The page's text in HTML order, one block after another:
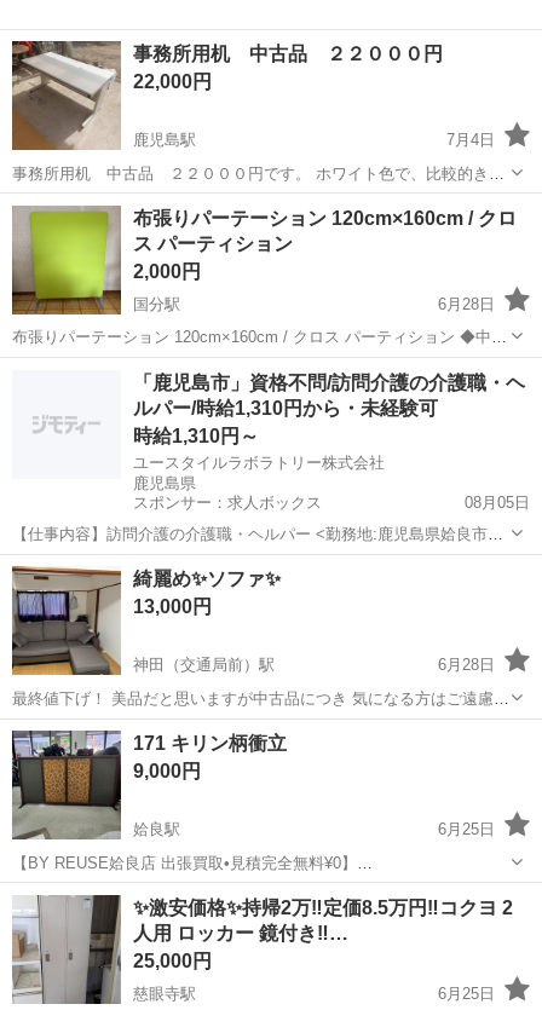
事務所用机 中古品 ２２０００円
22,000円
鹿児島駅
7月4日
事務所用机 中古品 ２２０００円です。 ホワイト色で、比較的きれ
いです。 かなりしっかりとした作りの机になります。 引き出しつき
で、動きもスムーズです。 台のところにコンセントの線などを通せる
部分があります。 サイ...
鹿児島 鹿児島市 鹿児島駅
布張りパーテーション 120cm×160cm / クロ
ス パーティション
2,000円
国分駅
6月28日
布張りパーテーション 120cm×160cm / クロス パーティション ◆中古
品です。 ◆在庫は5個ありますので5個まで対応できます。 ※ご不明な
点はお気軽にご質問ください。
国分駅 オフィス用家具 パーティション
「鹿児島市」資格不問/訪問介護の介護職・ヘ
ルパー/時給1,310円から・未経験可
時給1,310円～
ユースタイルラボラトリー株式会社
鹿児島県
スポンサー：求人ボックス
08月05日
【仕事内容】訪問介護の介護職・ヘルパー <勤務地:鹿児島県姶良市な
ど> 障がいなどで身体が動かせないご利用者のご自宅に訪問し、ご自
宅での生活を支援する、見守りがメインの訪問介護のお仕事です。も
ちろん直行直帰OK。 <仕事内容> 見...
アルバイト・パート
綺麗め✨ソファ✨
13,000円
神田（交通局前）駅
6月28日
最終値下げ！ 美品だと思いますが中古品につき 気になる方はご遠慮下
さい┏○)) 付属につきましては写真が全てになります 急遽引越しの為
来て頂ける方優先で お願いします 本日休日の為、時間取れます。
鹿児島 鹿児島市 神田（交通局前）駅
171 キリン柄衝立
9,000円
姶良駅
6月25日
【BY REUSE姶良店 出張買取•見積完全無料¥0】
✨✨✨✨✨✨✨✨✨✨✨✨✨✨✨✨✨✨✨ 商品名 キリン柄衝立
✨✨✨✨✨✨✨✨✨✨✨✨✨✨✨✨✨✨✨ ※注意事項 1、店頭と同時販売の
為、掲載物の販売...
鹿児島 姶良市 姶良駅 オフィス用家具
✨激安価格✨持帰2万‼️定価8.5万円‼️コクヨ 2
人用 ロッカー 鏡付き‼️…
25,000円
慈眼寺駅
6月25日